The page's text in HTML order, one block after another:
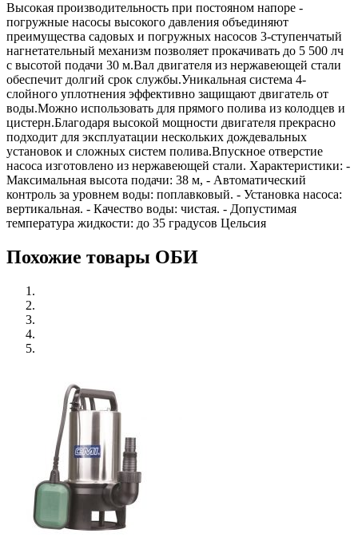
Высокая производительность при постояном напоре -
погружные насосы высокого давления объединяют
преимущества садовых и погружных насосов 3-ступенчатый
нагнетательный механизм позволяет прокачивать до 5 500 лч
с высотой подачи 30 м.Вал двигателя из нержавеющей стали
обеспечит долгий срок службы.Уникальная система 4-
слойного уплотнения эффективно защищают двигатель от
воды.Можно использовать для прямого полива из колодцев и
цистерн.Благодаря высокой мощности двигателя прекрасно
подходит для эксплуатации нескольких дождевальных
установок и сложных систем полива.Впускное отверстие
насоса изготовлено из нержавеющей стали. Характеристики: -
Максимальная высота подачи: 38 м, - Автоматический
контроль за уровнем воды: поплавковый. - Установка насоса:
вертикальная. - Качество воды: чистая. - Допустимая
температура жидкости: до 35 градусов Цельсия
Похожие товары ОБИ